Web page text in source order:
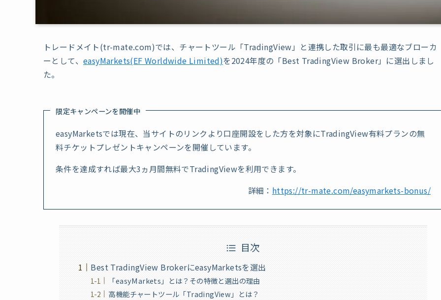
トレードメイト(tr-mate.com)では、チャートツール「TradingView」と連携した取引に最も最適なブローカ
ーとして、 easyMarkets(EF Worldwide Limited)を2024年度の「Best TradingView Broker」に選出しまし
た。
限定キャンペーンを開催中
easyMarketsでは現在、当サイトのリンクより口座開設をした方を対象にTradingView有料プランの無
料チケットプレゼントキャンペーンを開催しています。
条件を達成すれば最大3ヵ月間無料でTradingViewを利用できます。
詳細： https://tr-mate.com/easymarkets-bonus/
目次
Best TradingView BrokerにeasyMarketsを選出
「easyMarkets」とは？その特徴と選出の理由
高機能チャートツール「TradingView」とは？